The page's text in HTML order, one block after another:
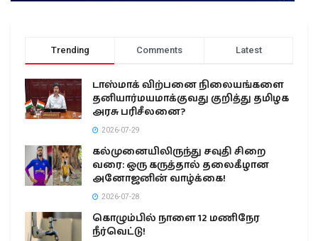
Trending Comments Latest
டாஸ்மாக் விற்பனை நிலையங்களை
தனியார்மயமாக்குவது குறித்து தமிழக
அரசு பரிசீலனை?
2026-07-29
கல்முனையிலிருந்து சவுதி சிறை
வரை: ஒரு கருத்தால் தலைகீழான
அனோஜனின் வாழ்க்கை!
2026-07-28
கொழும்பில் நாளை 12 மணிநேர
நீர்வெட்டு!